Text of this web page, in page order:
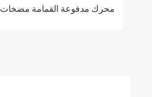
محرك مدفوعة القمامة مضخات